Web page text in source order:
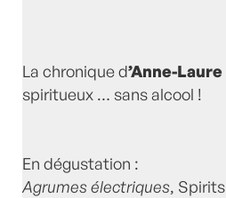
La chronique d’Anne-
spiritueux … sans alcool !
En dégustation :
Agrumes électriques,